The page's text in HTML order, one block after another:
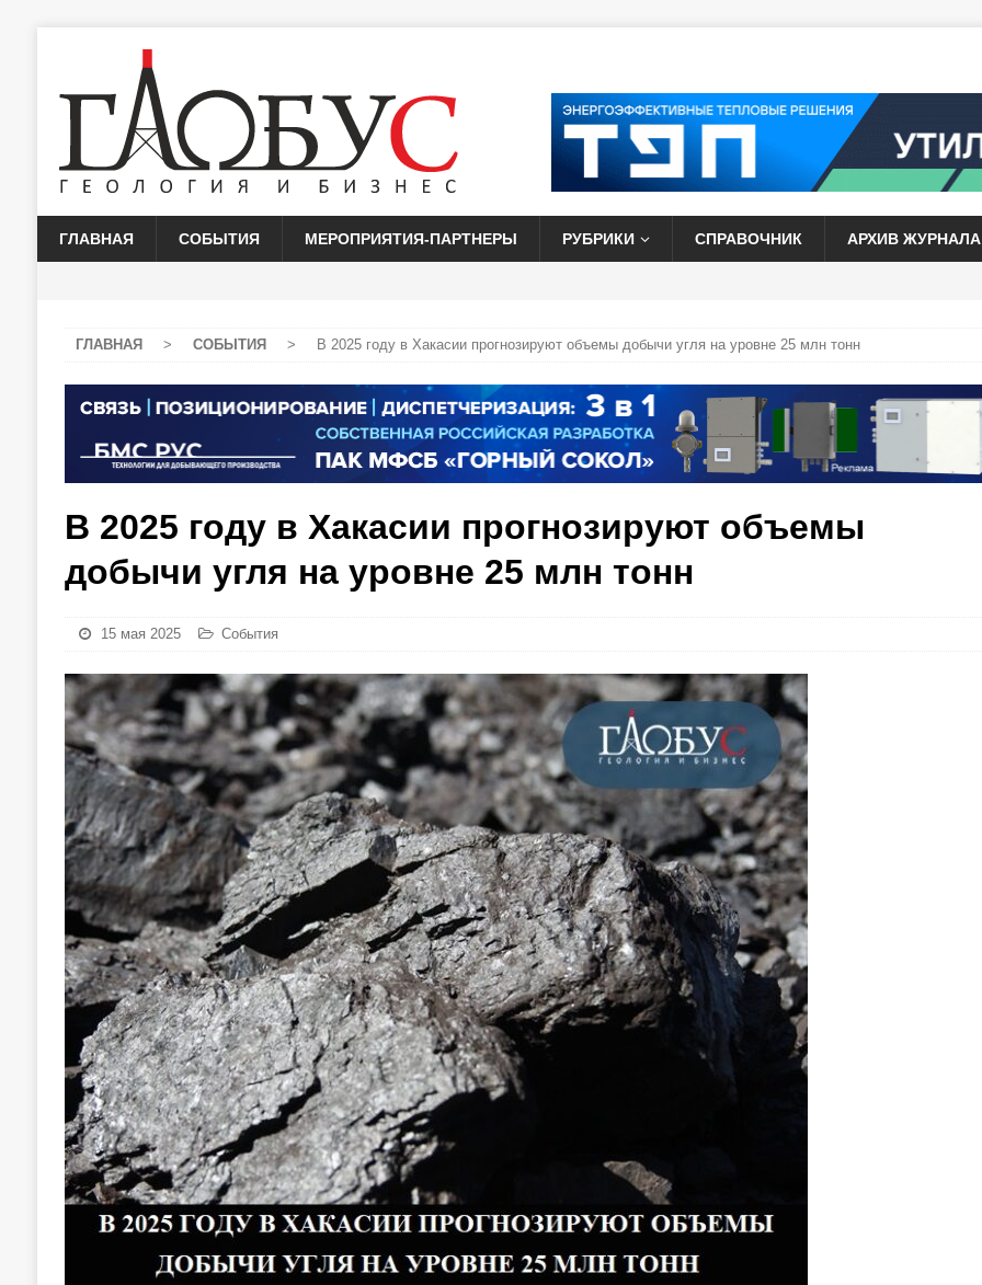
ГЛАВНАЯ СОБЫТИЯ МЕРОПРИЯТИЯ-ПАРТНЕРЫ РУБРИКИ СПРАВОЧНИК АРХИВ ЖУРНАЛА
ГЛАВНАЯ > СОБЫТИЯ > В 2025 году в Хакасии прогнозируют объемы добычи угля на уровне 25 млн тонн
В 2025 году в Хакасии прогнозируют объемы
добычи угля на уровне 25 млн тонн
15 мая 2025 События